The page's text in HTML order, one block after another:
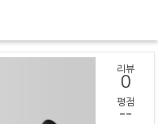
리뷰
0
평점
--